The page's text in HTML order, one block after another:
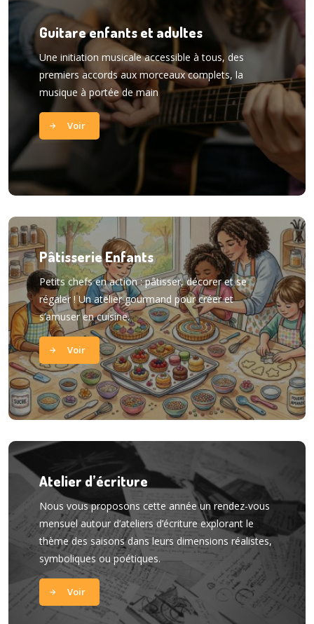
Guitare enfants et adultes
Une initiation musicale accessible à tous, des
premiers accords aux morceaux complets, la
musique à portée de main
Voir
Pâtisserie Enfants
Petits chefs en action : pâtisser, décorer et se
régaler ! Un atelier gourmand pour créer et
s’amuser en cuisine.
Voir
Atelier d’écriture
Nous vous proposons cette année un rendez-vous
mensuel autour d’ateliers d’écriture explorant le
thème des saisons dans leurs dimensions réalistes,
symboliques ou poétiques.
Voir